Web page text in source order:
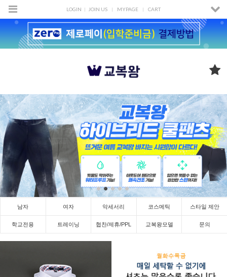
LOGIN JOIN US MYPAGE CART
남자 여자 악세서리 코스메틱 스타일 제안
학교전용 트레이닝 협찬/제휴/PPL 교복왕모델 문의